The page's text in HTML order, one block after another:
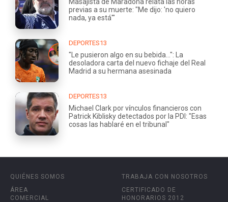
previas a su muerte: "Me dijo: 'no quiero
nada, ya está'"
DEPORTES13
"Le pusieron algo en su bebida...": La
desoladora carta del nuevo fichaje del Real
Madrid a su hermana asesinada
DEPORTES13
Michael Clark por vínculos financieros con
Patrick Kiblisky detectados por la PDI: "Esas
cosas las hablaré en el tribunal"
QUIÉNES SOMOS
ÁREA
COMERCIAL
TRABAJA CON NOSOTROS
CERTIFICADO DE
HONORARIOS 2012